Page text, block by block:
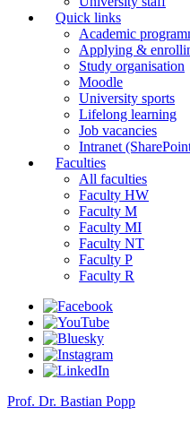
Quick links
Academic
Applying &
Study organisation
Moodle
University sports
Lifelong learning
Job vacancies
Intranet
Faculties
All faculties
Faculty HW
Faculty M
Faculty MI
Faculty NT
Faculty P
Faculty R
Prof. Dr. Bastian Popp